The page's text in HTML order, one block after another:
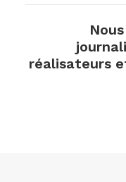
réalisateurs